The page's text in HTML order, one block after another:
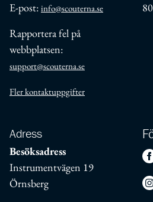
E-post: info@scouterna.se
Rapportera fel på
webbplatsen:
support@scouterna.se
Fler kontaktuppgifter
Adress
Besöksadress
Instrumentvägen 19
Örnsberg